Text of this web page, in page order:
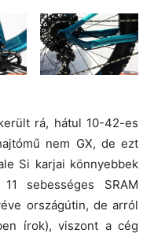
rá, hátul 10-42-es
nem GX, de ezt
Si karjai könnyebbek
sebességes SRAM
országútin, de arról
írok), viszont a cég